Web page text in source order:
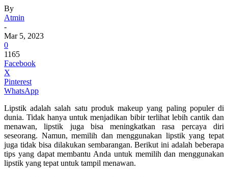
By
Atmin
-
Mar 5, 2023
0
1165
Facebook
X
Pinterest
WhatsApp
Lipstik adalah salah satu produk makeup yang paling populer di
dunia. Tidak hanya untuk menjadikan bibir terlihat lebih cantik dan
menawan, lipstik juga bisa meningkatkan rasa percaya diri
seseorang. Namun, memilih dan menggunakan lipstik yang tepat
juga tidak bisa dilakukan sembarangan. Berikut ini adalah beberapa
tips yang dapat membantu Anda untuk memilih dan menggunakan
lipstik yang tepat untuk tampil menawan.